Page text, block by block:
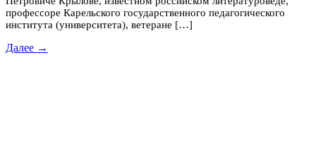
профессоре Карельского государственного педагогического
института (университета), ветеране […]
Далее →